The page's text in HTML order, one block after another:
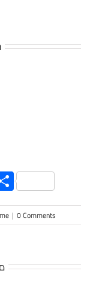
Share
| 0 Comments